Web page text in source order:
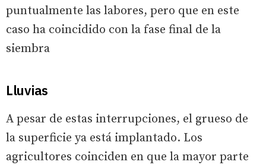
puntualmente las labores, pero que en este
caso ha coincidido con la fase final de la
siembra
Lluvias
A pesar de estas interrupciones, el grueso de
la superficie ya está implantado. Los
agricultores coinciden en que la mayor parte